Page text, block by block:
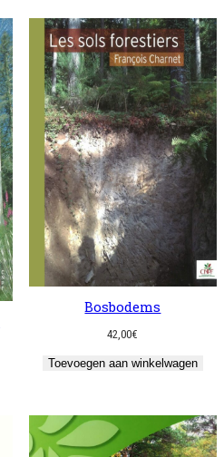
Bosbodems
42,00€
Toevoegen aan winkelwagen